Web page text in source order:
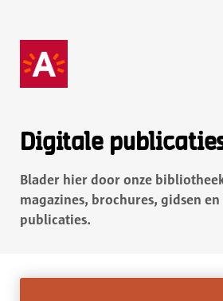
Digitale
Blader hier door onze
magazines, brochures, gidsen
publicaties.